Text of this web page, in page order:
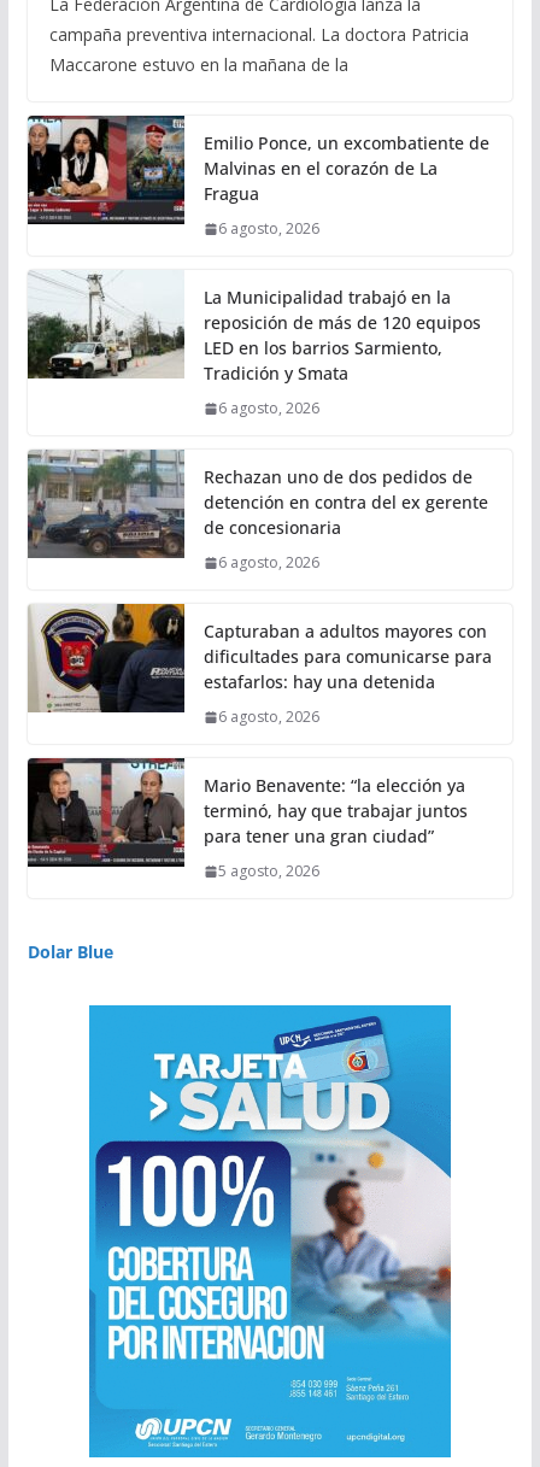
campaña preventiva internacional. La doctora Patricia
Maccarone estuvo en la mañana de la
Emilio Ponce, un excombatiente de
Malvinas en el corazón de La
Fragua
6 agosto, 2026
La Municipalidad trabajó en la
reposición de más de 120 equipos
LED en los barrios Sarmiento,
Tradición y Smata
6 agosto, 2026
Rechazan uno de dos pedidos de
detención en contra del ex gerente
de concesionaria
6 agosto, 2026
Capturaban a adultos mayores con
dificultades para comunicarse para
estafarlos: hay una detenida
6 agosto, 2026
Mario Benavente: “la elección ya
terminó, hay que trabajar juntos
para tener una gran ciudad”
5 agosto, 2026
Dolar Blue